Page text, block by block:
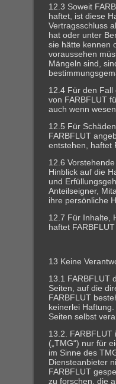
12.3 Soweit
haftet, ist diese
Vertragsschluss
hat oder unter
sie hätte kennen
voraussehen
Mängeln sind,
12.4 Für den Fall
von FARBFLUT
auch wenn
12.5 Für
FARBFLUT
entstehen, haftet
12.6
Hinblick auf die
und
Anteilseigner,
ihre persönliche
12.7 Für Inhalte,
haftet
13 Keine
13.1 FARBFLUT
Seiten, auf die
FARBFLUT
keinerlei
Seiten selbst
13.2.
(„TMG“) nur für
im Sinne des
Diensteanbieter
FARBFLUT
zu forschen, die